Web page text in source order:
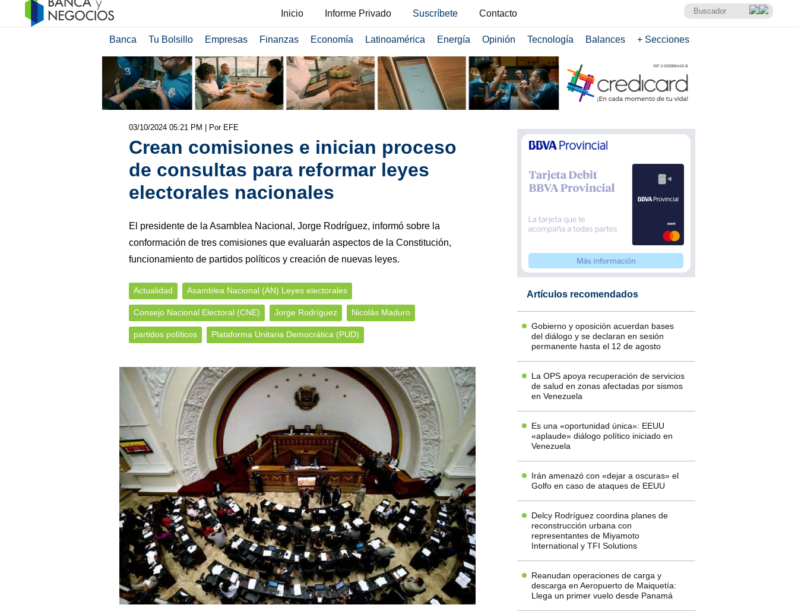
Inicio Informe Privado Suscríbete Contacto
Banca Tu Bolsillo Empresas Finanzas Economía Latinoamérica Energía Opinión Tecnología Balances + Secciones
03/10/2024 05:21 PM | Por EFE
Crean comisiones e inician proceso
de consultas para reformar leyes
electorales nacionales
El presidente de la Asamblea Nacional, Jorge Rodríguez, informó sobre la
conformación de tres comisiones que evaluarán aspectos de la Constitución,
funcionamiento de partidos políticos y creación de nuevas leyes.
Actualidad Asamblea Nacional (AN) Leyes electorales
Consejo Nacional Electoral (CNE) Jorge Rodríguez Nicolás Maduro
partidos políticos Plataforma Unitaria Democrática (PUD)
Artículos recomendados
Gobierno y oposición acuerdan bases
del diálogo y se declaran en sesión
permanente hasta el 12 de agosto
La OPS apoya recuperación de servicios
de salud en zonas afectadas por sismos
en Venezuela
Es una «oportunidad única»: EEUU
«aplaude» diálogo político iniciado en
Venezuela
Irán amenazó con «dejar a oscuras» el
Golfo en caso de ataques de EEUU
Delcy Rodríguez coordina planes de
reconstrucción urbana con
representantes de Miyamoto
International y TFI Solutions
Reanudan operaciones de carga y
descarga en Aeropuerto de Maiquetía:
Llega un primer vuelo desde Panamá